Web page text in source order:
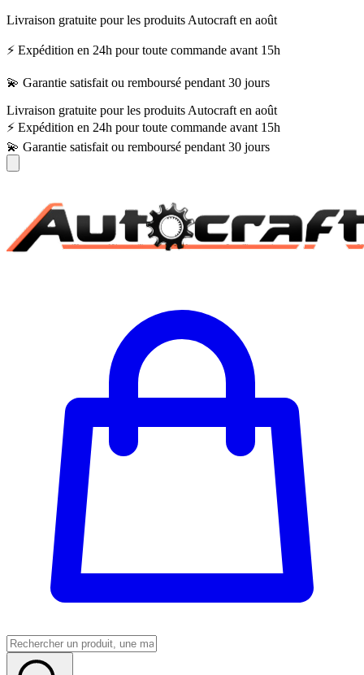
Livraison gratuite pour les produits Autocraft en août
⚡ Expédition en 24h pour toute commande avant 15h
💫 Garantie satisfait ou remboursé pendant 30 jours
Livraison gratuite pour les produits Autocraft en août
⚡ Expédition en 24h pour toute commande avant 15h
💫 Garantie satisfait ou remboursé pendant 30 jours